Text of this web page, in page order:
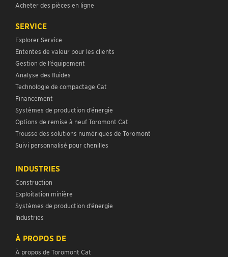
Acheter des pièces en ligne
SERVICE
Explorer Service
Ententes de valeur pour les clients
Gestion de l’équipement
Analyse des fluides
Technologie de compactage Cat
Financement
Systèmes de production d’énergie
Options de remise à neuf Toromont Cat
Trousse des solutions numériques de Toromont
Suivi personnalisé pour chenilles
INDUSTRIES
Construction
Exploitation minière
Systèmes de production d’énergie
Industries
À PROPOS DE
À propos de Toromont Cat